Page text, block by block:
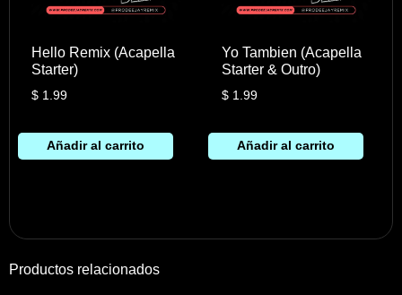
Hello Remix (Acapella
Starter)
$1.99
Añadir al carrito
Yo Tambien (Acapella
Starter & Outro)
$ 1.99
Añadir al carrito
Productos relacionados